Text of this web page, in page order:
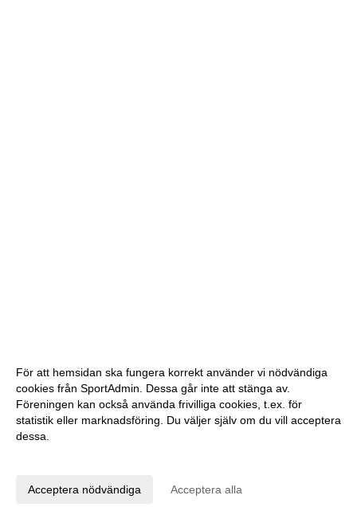
För att hemsidan ska fungera korrekt använder vi nödvändiga
cookies från SportAdmin. Dessa går inte att stänga av.
Föreningen kan också använda frivilliga cookies, t.ex. för
statistik eller marknadsföring. Du väljer själv om du vill acceptera
dessa.
Acceptera nödvändiga Acceptera alla